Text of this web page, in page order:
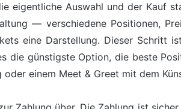
eigentliche Auswahl und der Kauf
— verschiedene Positionen,
eine Darstellung. Dieser Schritt
die günstigste Option, die beste
einem Meet & Greet mit dem